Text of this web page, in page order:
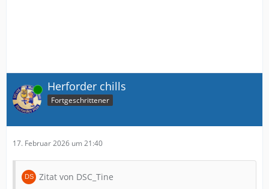
Online Herforder chills
Fortgeschrittener
17. Februar 2026 um 21:40
Zitat von DSC_Tine